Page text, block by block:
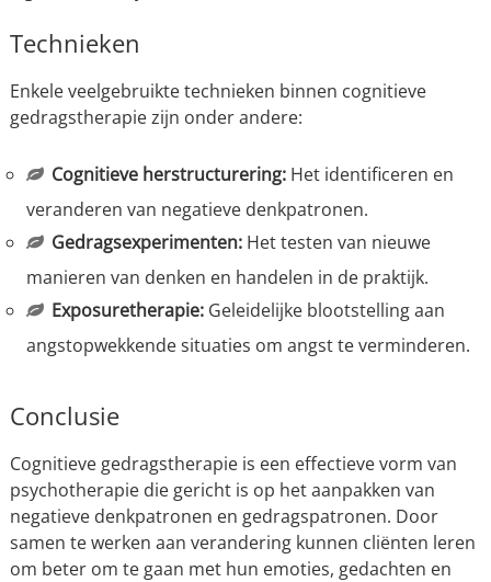
Technieken
Enkele veelgebruikte technieken binnen cognitieve
gedragstherapie zijn onder andere:
Cognitieve herstructurering:Het identificeren en
veranderen van negatieve denkpatronen.
Gedragsexperimenten:Het testen van nieuwe
manieren van denken en handelen in de praktijk.
Exposuretherapie:Geleidelijke blootstelling aan
angstopwekkende situaties om angst te verminderen.
Conclusie
Cognitieve gedragstherapie is een effectieve vorm van
psychotherapie die gericht is op het aanpakken van
negatieve denkpatronen en gedragspatronen. Door
samen te werken aan verandering kunnen cliënten leren
om beter om te gaan met hun emoties, gedachten en